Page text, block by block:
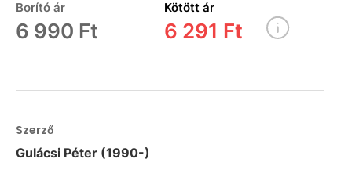
Borító ár
6 990 Ft
Kötött ár
6 291 Ft
Szerző
Gulácsi Péter (1990-)